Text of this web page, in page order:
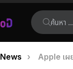
ค้นหา:
News Apple เผ